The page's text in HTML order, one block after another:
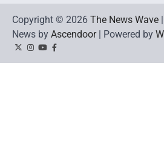
Copyright © 2026 The News Wave
News by Ascendoor| Powered by
TwitterInstagram
YouTubeFacebook